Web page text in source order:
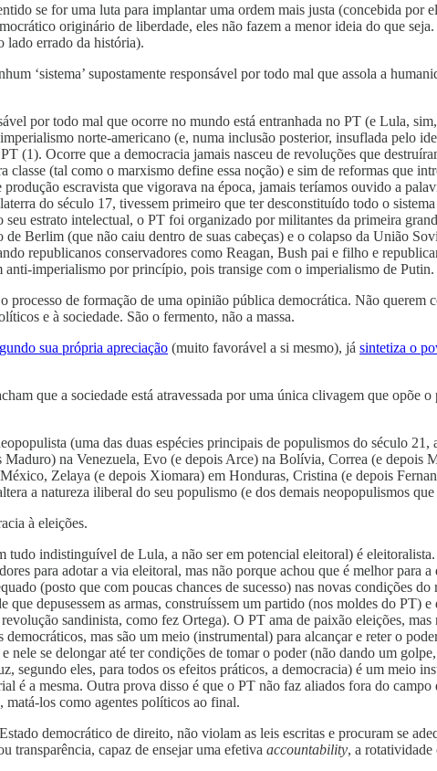
se for uma luta para implantar uma ordem mais justa (concebida por
originário de liberdade, eles não fazem a menor ideia do que
lado errado da história).
‘sistema’ supostamente responsável por todo mal que assola a
por todo mal que ocorre no mundo está entranhada no PT (e Lula,
norte-americano (e, numa inclusão posterior, insuflada pelo
(1). Ocorre que a democracia jamais nasceu de revoluções que
classe (tal como o marxismo define essa noção) e sim de reformas que
escravista que vigorava na época, jamais teríamos ouvido a
do século 17, tivessem primeiro que ter desconstituído todo o
estrato intelectual, o PT foi organizado por militantes da primeira
Berlim (que não caiu dentro de suas cabeças) e o colapso da União
republicanos conservadores como Reagan, Bush pai e filho e
imperialismo por princípio, pois transige com o imperialismo de
processo de formação de uma opinião pública democrática. Não querem
e à sociedade. São o fermento, não a massa.
sua própria apreciação (muito favorável a si mesmo), já sintetiza o
que a sociedade está atravessada por uma única clivagem que
(uma das duas espécies principais de populismos do século
na Venezuela, Evo (e depois Arce) na Bolívia, Correa (e depois
Zelaya (e depois Xiomara) em Honduras, Cristina (e depois
a natureza iliberal do seu populismo (e dos demais neopopulismos
à eleições.
indistinguível de Lula, a não ser em potencial eleitoral) é
para adotar a via eleitoral, mas não porque achou que é melhor para
(posto que com poucas chances de sucesso) nas novas condições
depusessem as armas, construíssem um partido (nos moldes do
sandinista, como fez Ortega). O PT ama de paixão eleições,
mas são um meio (instrumental) para alcançar e reter o
nele se delongar até ter condições de tomar o poder (não dando um
segundo eles, para todos os efeitos práticos, a democracia) é um meio
é a mesma. Outra prova disso é que o PT não faz aliados fora do
matá-los como agentes políticos ao final.
democrático de direito, não violam as leis escritas e procuram se
transparência, capaz de ensejar uma efetiva accountability, a rotatividade